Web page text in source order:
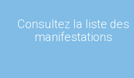
Consultez la liste des
manifestations